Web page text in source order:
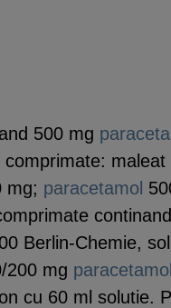
500 mg
maleat
mg; paracetamol
continand
Berlin-Chemie,
200 mg paracetamol
cu 60 ml solutie.